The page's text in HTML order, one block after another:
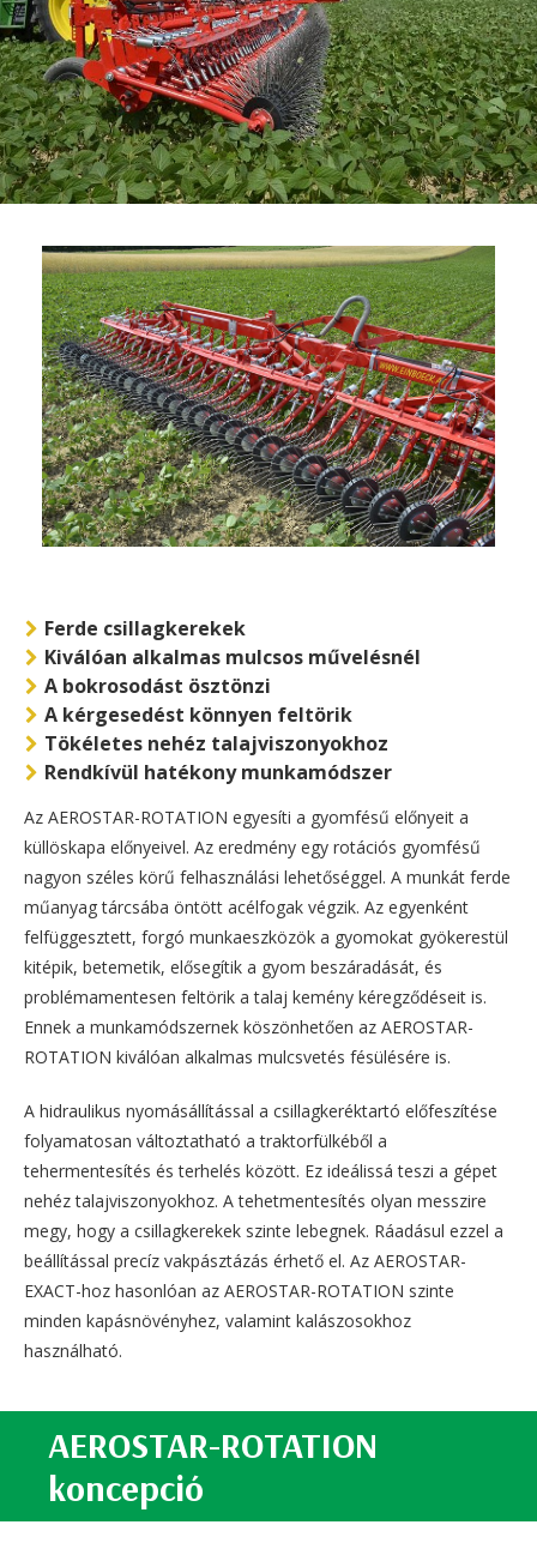
Ferde csillagkerekek
Kiválóan alkalmas mulcsos művelésnél
A bokrosodást ösztönzi
A kérgesedést könnyen feltörik
Tökéletes nehéz talajviszonyokhoz
Rendkívül hatékony munkamódszer
Az AEROSTAR-ROTATION egyesíti a gyomfésű előnyeit a
küllöskapa előnyeivel. Az eredmény egy rotációs gyomfésű
nagyon széles körű felhasználási lehetőséggel. A munkát ferde
műanyag tárcsába öntött acélfogak végzik. Az egyenként
felfüggesztett, forgó munkaeszközök a gyomokat gyökerestül
kitépik, betemetik, elősegítik a gyom beszáradását, és
problémamentesen feltörik a talaj kemény kéregződéseit is.
Ennek a munkamódszernek köszönhetően az AEROSTAR-
ROTATION kiválóan alkalmas mulcsvetés fésülésére is.
A hidraulikus nyomásállítással a csillagkeréktartó előfeszítése
folyamatosan változtatható a traktorfülkéből a
tehermentesítés és terhelés között. Ez ideálissá teszi a gépet
nehéz talajviszonyokhoz. A tehetmentesítés olyan messzire
megy, hogy a csillagkerekek szinte lebegnek. Ráadásul ezzel a
beállítással precíz vakpásztázás érhető el. Az AEROSTAR-
EXACT-hoz hasonlóan az AEROSTAR-ROTATION szinte
minden kapásnövényhez, valamint kalászosokhoz
használható.
AEROSTAR-ROTATION
koncepció